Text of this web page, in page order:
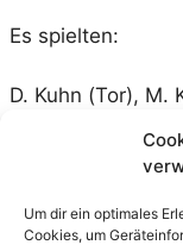
Um dir ein optimales
Cookies, um
Es spielten:
D. Kuhn (Tor), M.
M, Grimmeisen